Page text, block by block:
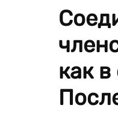
как